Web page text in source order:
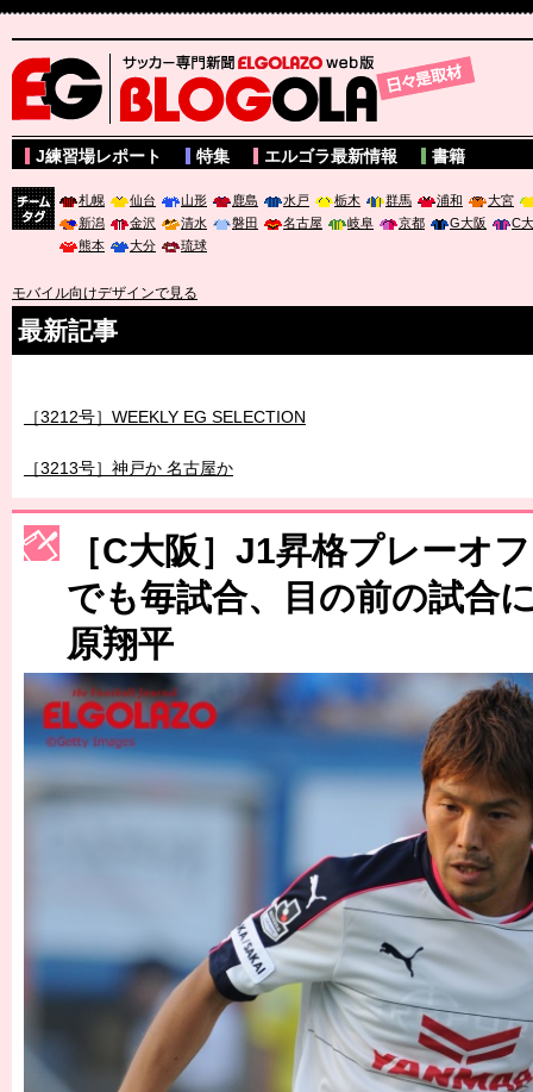
サッカー専門新聞ELGOLAZO web版 BLOGOLA
J練習場レポート 特集 エルゴラ最新情報 書籍
札幌 仙台 山形 鹿島 水戸 栃木 群馬 浦和
大宮
新潟
金沢 清水 磐田 名古屋 岐阜 京都 G大阪
C
熊本
大分 琉球
モバイル向けデザインで見る
最新記事
［3212号］WEEKLY EG SELECTION
［3213号］神戸か 名古屋か
［3214号］WEST制覇
［3215号］WEEKLY EG SELECTION
［3216号］行く末占うラストワン
［3217号］最高の景色へ出国
［3218号］WEEKLY EG SELECTION
［3219号］特別な覇者へ 大逆転か連破か
［C大阪］J1昇格プレーオ
でも毎試合、目の前の試合
原翔平